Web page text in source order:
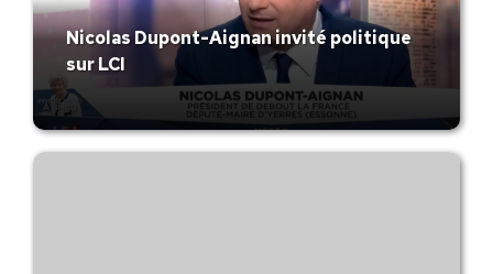
Nicolas Dupont-Aignan invité politique
sur LCI